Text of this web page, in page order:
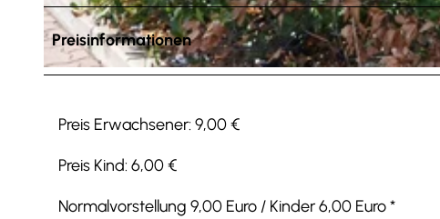
© Tourist-Information Salzgitter |CC-BY
Preisinformationen
Preis Erwachsener: 9,00 €
Preis Kind: 6,00 €
Normalvorstellung 9,00 Euro / Kinder 6,00 Euro *